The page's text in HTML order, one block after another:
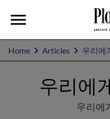
Home Articles 우리에
우리에
우리에